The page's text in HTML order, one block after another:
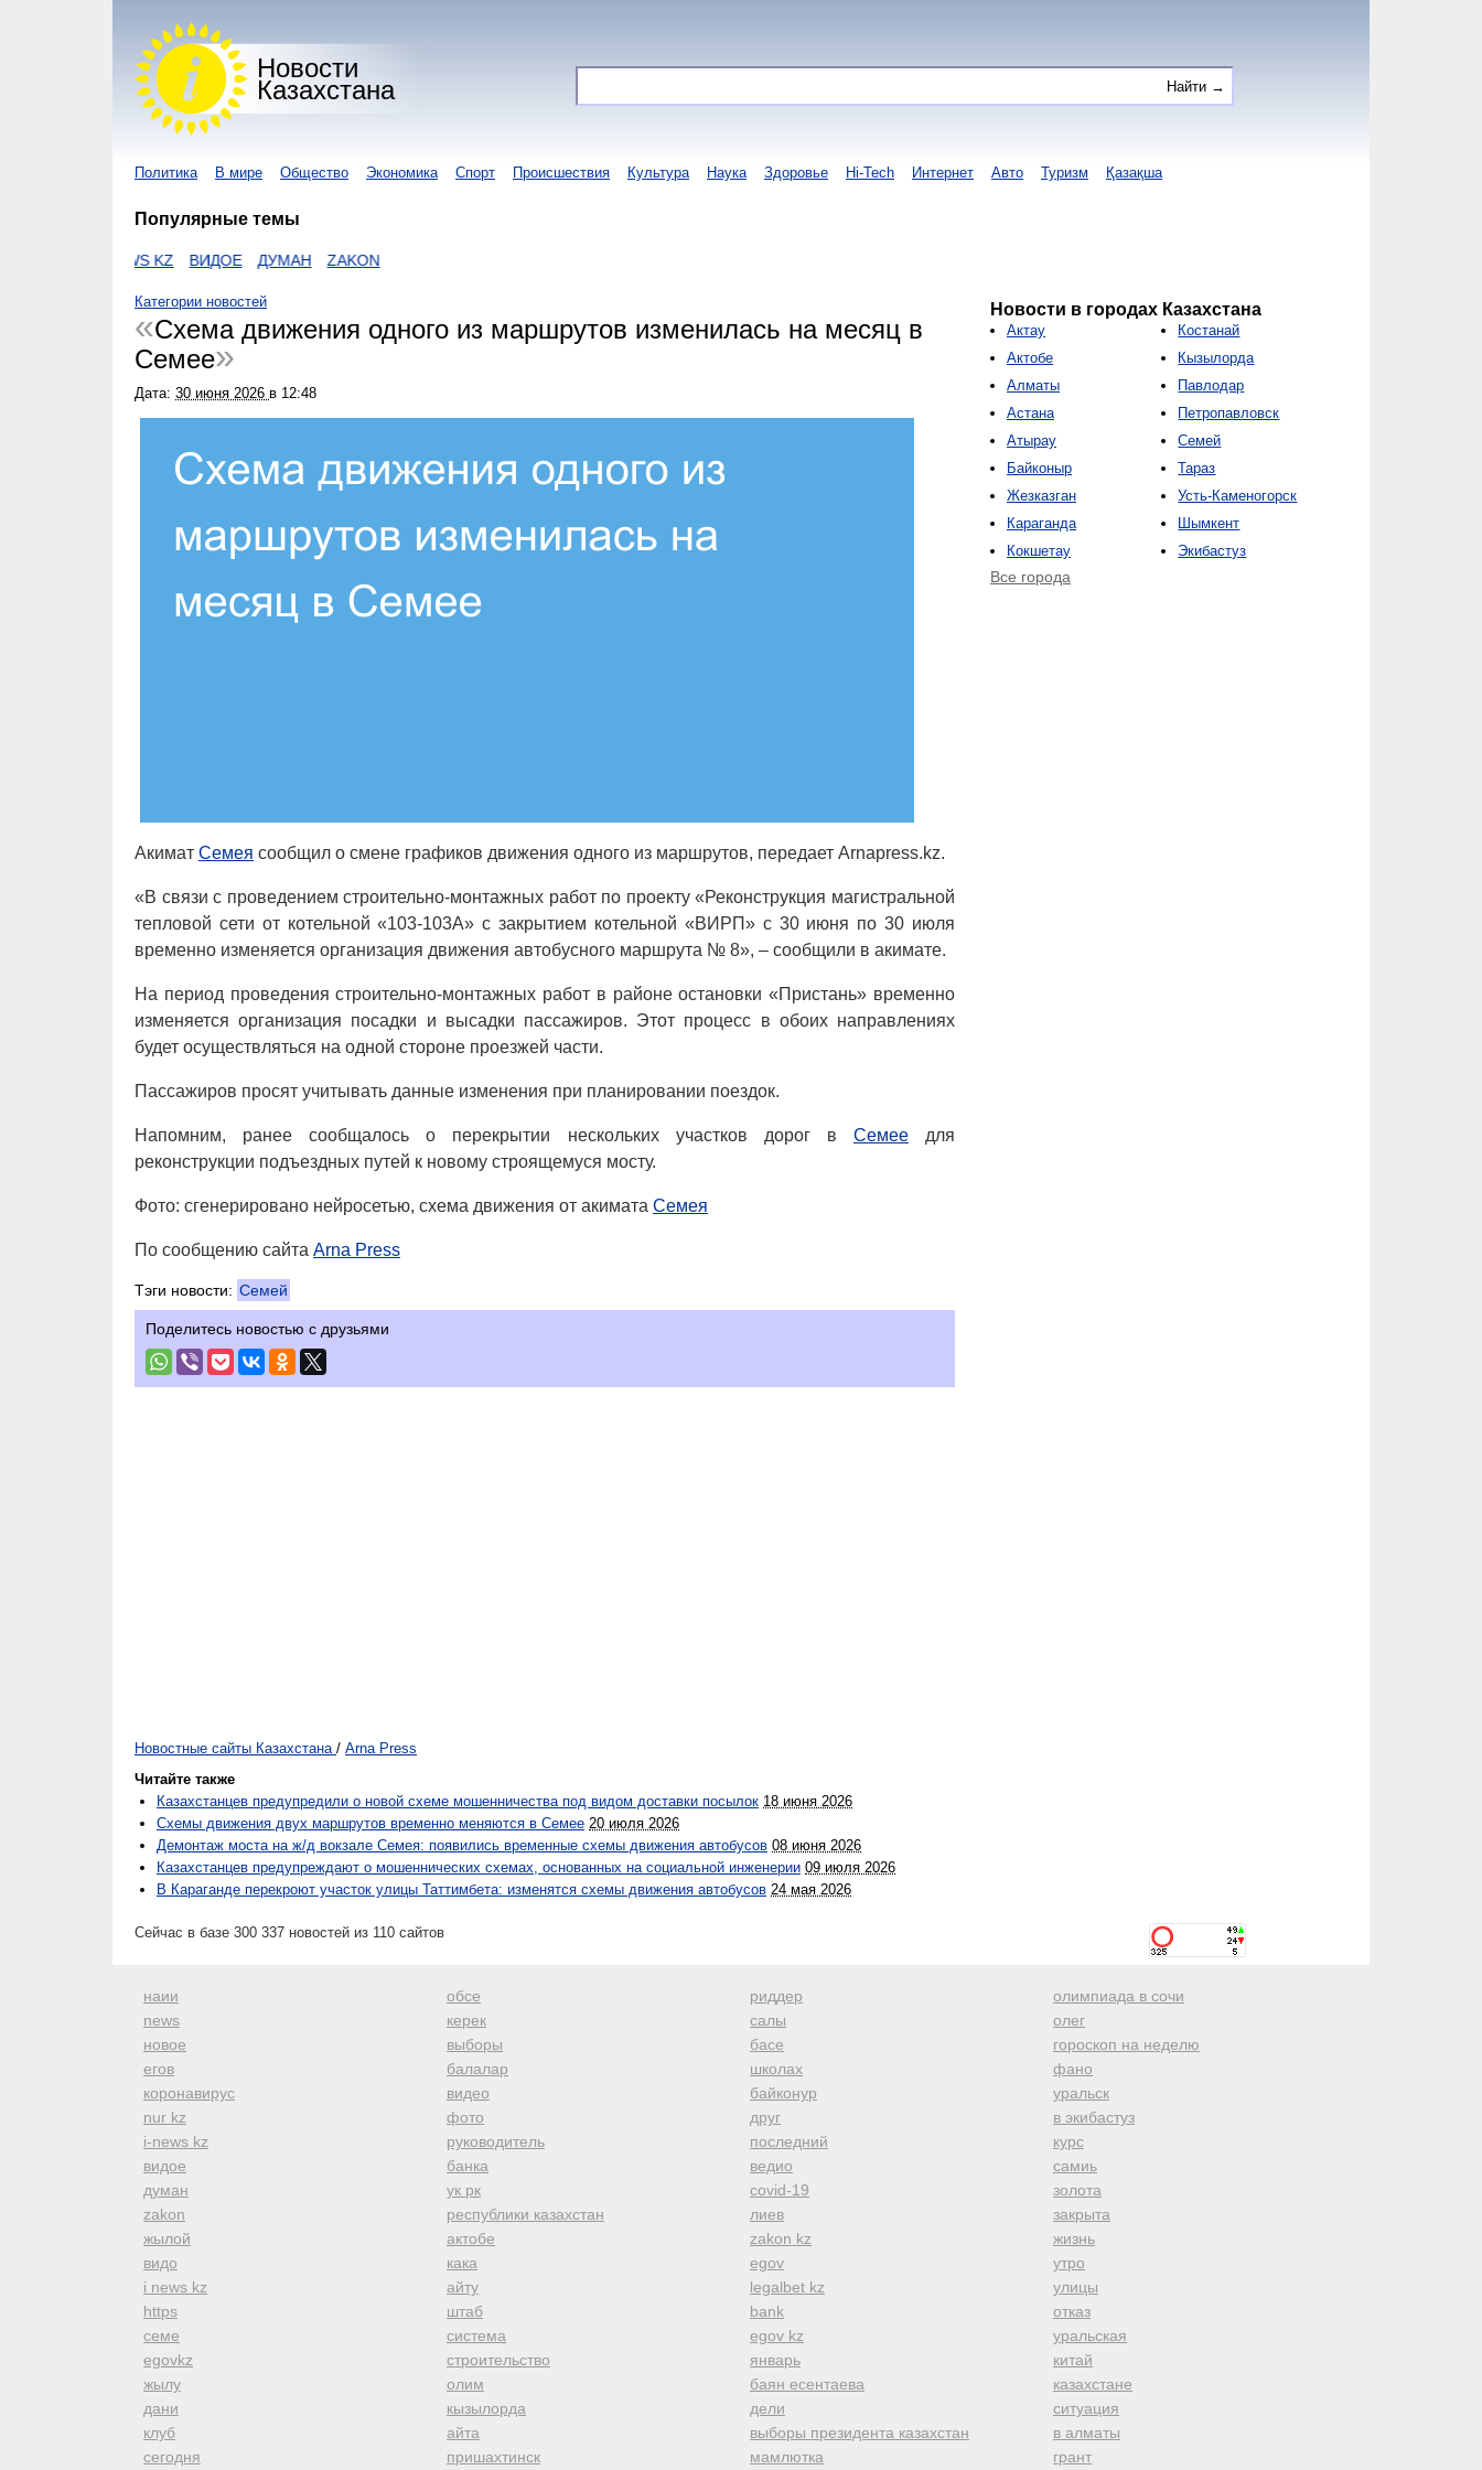
Новости
Казахстана
Политика В мире Общество Экономика Спорт Происшествия Культура Наука Здоровье Hi-Tech Интернет Авто Туризм Қазақша
Популярные темы
I-NEWS KZ ВИДОЕ ДУМАН ZAKON
Категории новостей
Схема движения одного из маршрутов изменилась на месяц в
Семее
Дата: 30 июня 2026 в 12:48
Акимат Семея сообщил о смене графиков движения одного из маршрутов, передает Arnapress.kz.
«В связи с проведением строительно-монтажных работ по проекту «Реконструкция магистральной
тепловой сети от котельной «103-103А» с закрытием котельной «ВИРП» с 30 июня по 30 июля
временно изменяется организация движения автобусного маршрута № 8», – сообщили в акимате.
На период проведения строительно-монтажных работ в районе остановки «Пристань» временно
изменяется организация посадки и высадки пассажиров. Этот процесс в обоих направлениях
будет осуществляться на одной стороне проезжей части.
Пассажиров просят учитывать данные изменения при планировании поездок.
Напомним, ранее сообщалось о перекрытии нескольких участков дорог в Семеедля
реконструкции подъездных путей к новому строящемуся мосту.
Фото: сгенерировано нейросетью, схема движения от акимата Семея
По сообщению сайта Arna Press
Тэги новости: Семей
Поделитесь новостью с друзьями
Новостные сайты Казахстана / Arna Press
Читайте также
Казахстанцев предупредили о новой схеме мошенничества под видом доставки посылок 18 июня 2026
Схемы движения двух маршрутов временно меняются в Семее 20 июля 2026
Демонтаж моста на ж/д вокзале Семея: появились временные схемы движения автобусов 08 июня 2026
Казахстанцев предупреждают о мошеннических схемах, основанных на социальной инженерии 09 июля 2026
В Караганде перекроют участок улицы Таттимбета: изменятся схемы движения автобусов 24 мая 2026
Новости в городах Казахстана
Актау
Актобе
Алматы
Астана
Атырау
Байконыр
Жезказган
Караганда
Кокшетау
Костанай
Кызылорда
Павлодар
Петропавловск
Семей
Тараз
Усть-Каменогорск
Шымкент
Экибастуз
Все города
Сейчас в базе 300 337 новостей из 110 сайтов
наии
news
новое
егов
коронавирус
nur kz
i-news kz
видое
думан
zakon
жылой
видо
i news kz
https
семе
egovkz
жылу
дани
клуб
сегодня
обсе
керек
выборы
балалар
видео
фото
руководитель
банка
ук рк
республики казахстан
актобе
кака
айту
штаб
система
строительство
олим
кызылорда
айта
пришахтинск
риддер
салы
басе
школах
байконур
друг
последний
ведио
covid-19
лиев
zakon kz
egov
legalbet kz
bank
egov kz
январь
баян есентаева
дели
выборы президента казахстан
мамлютка
олимпиада в сочи
олег
гороскоп на неделю
фано
уральск
в экибастуз
курс
самиь
золота
закрыта
жизнь
утро
улицы
отказ
уральская
китай
казахстане
ситуация
в алматы
грант